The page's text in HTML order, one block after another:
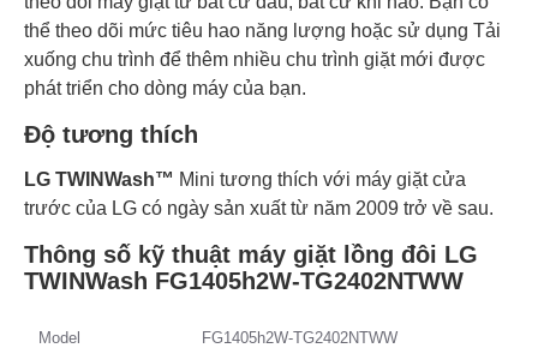
thể theo dõi mức tiêu hao năng lượng hoặc sử dụng Tải
xuống chu trình để thêm nhiều chu trình giặt mới được
phát triển cho dòng máy của bạn.
Độ tương thích
LG TWINWash™ Mini tương thích với máy giặt cửa
trước của LG có ngày sản xuất từ năm 2009 trở về sau.
Thông số kỹ thuật máy giặt lồng đôi LG
TWINWash FG1405h2W-TG2402NTWW
Model FG1405h2W-TG2402NTWW